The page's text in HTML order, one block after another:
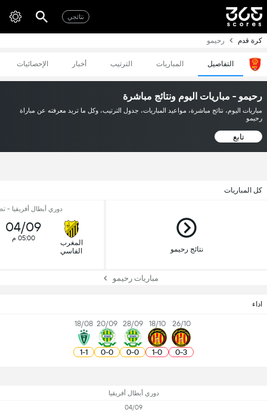
نتائجي
كرة قدم رحيمو
التفاصيل المباريات الترتيب أخبار الإحصائيات
رحيمو - مباريات اليوم ونتائج مباشرة
مباريات اليوم، نتائج مباشرة، مواعيد المباريات، جدول الترتيب، وكل ما تريد معرفته عن مباراة
رحيمو
تابع
كل المباريات
نتائج رحيمو
دوري أبطال أفريقيا -
المغرب
الفاسي
04/09
05:00 م
مباريات رحيمو
اداء
26/10
3
-
0
18/10
0
-
1
28/09
0
-
0
20/09
0
-
0
18/08
1
-
1
دوري أبطال أفريقيا
04/09